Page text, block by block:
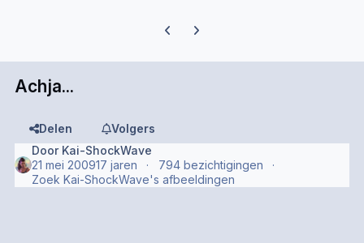
Previous carousel slide
Next carousel slide
Achja...
Delen
Volgers
Door Kai-ShockWave
21 mei 200917 jaren
794 bezichtigingen
Zoek Kai-ShockWave's afbeeldingen